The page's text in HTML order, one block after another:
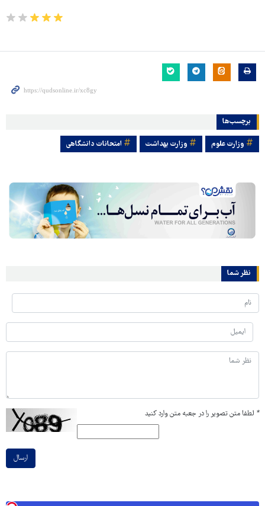
برچسب‌ها
وزارت علوم وزارت بهداشت امتحانات دانشگاهی
نظر شما
* لطفا متن تصویر را در جعبه متن وارد کنید
ارسال